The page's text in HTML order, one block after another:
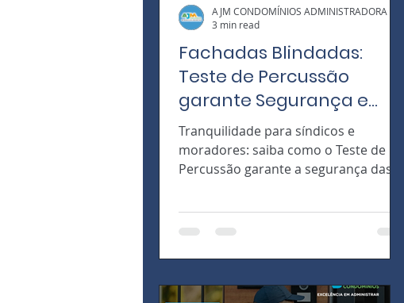
Fachadas Blindadas:
Teste de Percussão
garante Segurança e
Economia para o Seu
Condomínio
Tranquilidade para síndicos e
moradores: saiba como o Teste de
Percussão garante a segurança das
AJM CONDOMÍNIOS ADMINISTRADORA
3 min read